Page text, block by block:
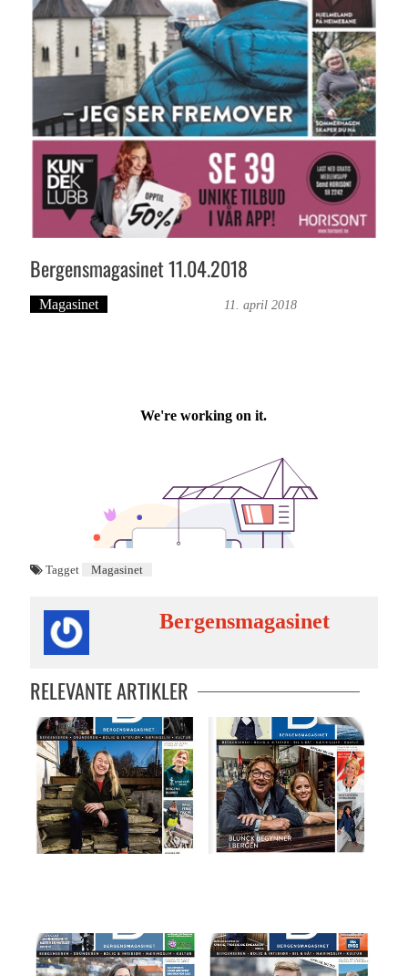
Bergensmagasinet 11.04.2018
Magasinet 11. april 2018
Tagget Magasinet
Bergensmagasinet
RELEVANTE ARTIKLER